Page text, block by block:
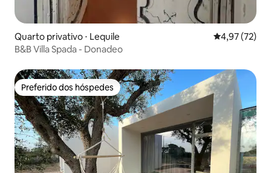
Quarto privativo ⋅ Lequile 4,97 de uma
4,97 (72)
B&B Villa Spada - Donadeo
Preferido dos hóspedes
Preferido dos hóspedes